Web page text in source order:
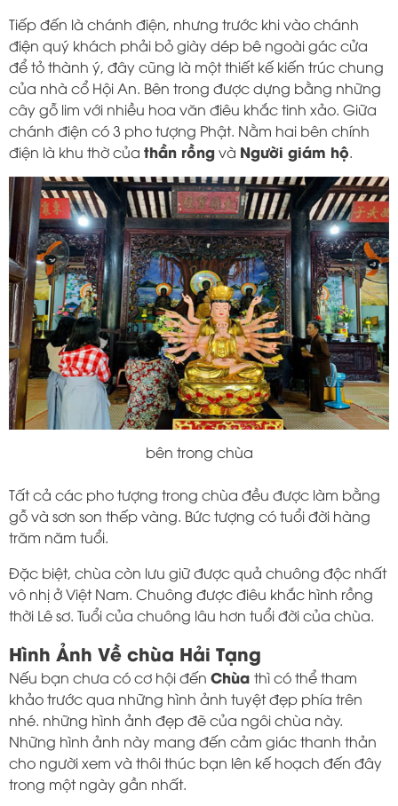
Tiếp đến là chánh điện, nhưng trước khi vào chánh
điện quý khách phải bỏ giày dép bê ngoài gác cửa
để tỏ thành ý, đây cũng là một thiết kế kiến trúc chung
của nhà cổ Hội An. Bên trong được dựng bằng những
cây gỗ lim với nhiều hoa văn điêu khắc tinh xảo. Giữa
chánh điện có 3 pho tượng Phật. Nằm hai bên chính
điện là khu thờ của thần rồngvà Người giám hộ.
bên trong chùa
Tất cả các pho tượng trong chùa đều được làm bằng
gỗ và sơn son thếp vàng. Bức tượng có tuổi đời hàng
trăm năm tuổi.
Đặc biệt, chùa còn lưu giữ được quả chuông độc nhất
vô nhị ở Việt Nam. Chuông được điêu khắc hình rồng
thời Lê sơ. Tuổi của chuông lâu hơn tuổi đời của chùa.
Hình Ảnh Về chùa Hải Tạng
Nếu bạn chưa có cơ hội đến Chùa thì có thể tham
khảo trước qua những hình ảnh tuyệt đẹp phía trên
nhé. những hình ảnh đẹp đẽ của ngôi chùa này.
Những hình ảnh này mang đến cảm giác thanh thản
cho người xem và thôi thúc bạn lên kế hoạch đến đây
trong một ngày gần nhất.